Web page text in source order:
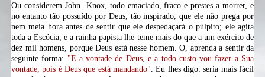
Ou considerem John Knox, todo emaciado, fraco e prestes a morrer, e
no entanto tão possuído por Deus, tão inspirado, que ele não prega por
nem meia hora antes de sentir que ele despedaçará o púlpito; ele agita
toda a Escócia, e a rainha papista lhe teme mais do que a um exército de
dez mil homens, porque Deus está nesse homem. O, aprenda a sentir da
seguinte forma: "E a vontade de Deus, e a todo custo vou fazer a Sua
vontade, pois é Deus que está mandando". Eu lhes digo: seria mais fácil